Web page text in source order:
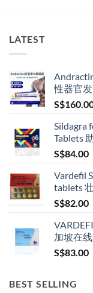
LATEST
性器官
S$
Sildagra
Tablets
S$84.00
Vardefil
tablets
S$82.00
加坡在
S$83.00
BEST SELLING